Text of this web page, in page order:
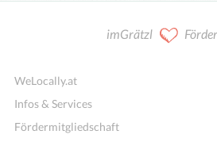
imGrätzl
WeLocally.at
Infos & Services
Fördermitgliedschaft